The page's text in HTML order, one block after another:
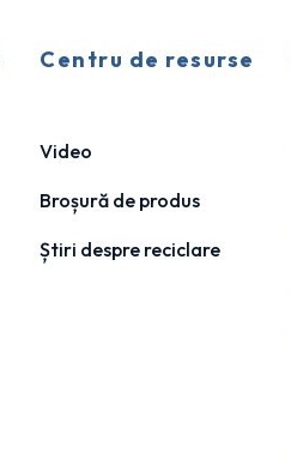
Centru de resurse
Video
Broșură de produs
Știri despre reciclare